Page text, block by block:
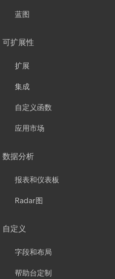
蓝图
可扩展性
扩展
集成
自定义函数
应用市场
数据分析
报表和仪表板
Radar图
自定义
字段和布局
帮助台定制